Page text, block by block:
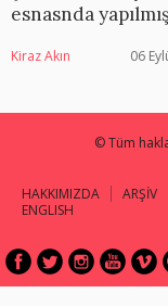
esnasnda
Kiraz Akın 06
© Tüm
HAKKIMIZDA ARŞİV
ENGLISH